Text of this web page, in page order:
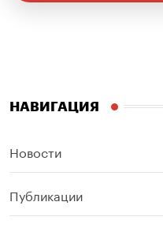
НАВИГАЦИЯ
Новости
Публикации